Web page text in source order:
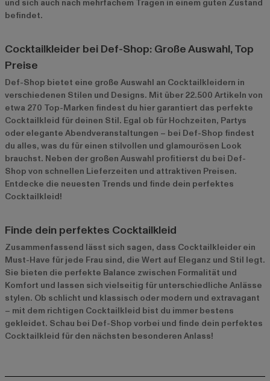
und sich auch nach mehrfachem Tragen in einem guten Zustand
befindet.
Cocktailkleider bei Def-Shop: Große Auswahl, Top
Preise
Def-Shop bietet eine große Auswahl an Cocktailkleidern in
verschiedenen Stilen und Designs. Mit über 22.500 Artikeln von
etwa 270 Top-Marken findest du hier garantiert das perfekte
Cocktailkleid für deinen Stil. Egal ob für Hochzeiten, Partys
oder elegante Abendveranstaltungen – bei Def-Shop findest
du alles, was du für einen stilvollen und glamourösen Look
brauchst. Neben der großen Auswahl profitierst du bei Def-
Shop von schnellen Lieferzeiten und attraktiven Preisen.
Entdecke die neuesten Trends und finde dein perfektes
Cocktailkleid!
Finde dein perfektes Cocktailkleid
Zusammenfassend lässt sich sagen, dass Cocktailkleider ein
Must-Have für jede Frau sind, die Wert auf Eleganz und Stil legt.
Sie bieten die perfekte Balance zwischen Formalität und
Komfort und lassen sich vielseitig für unterschiedliche Anlässe
stylen. Ob schlicht und klassisch oder modern und extravagant
– mit dem richtigen Cocktailkleid bist du immer bestens
gekleidet. Schau bei Def-Shop vorbei und finde dein perfektes
Cocktailkleid für den nächsten besonderen Anlass!